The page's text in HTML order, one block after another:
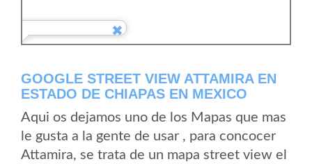
GOOGLE STREET VIEW ATTAMIRA EN
ESTADO DE CHIAPAS EN MEXICO
Aqui os dejamos uno de los Mapas que mas
le gusta a la gente de usar , para concocer
Attamira, se trata de un mapa street view el